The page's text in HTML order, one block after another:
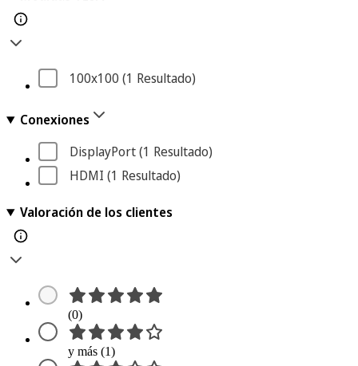
100x100 (1 Resultado)
Conexiones
DisplayPort (1 Resultado)
HDMI (1 Resultado)
Valoración de los clientes
(0)
y más (1)